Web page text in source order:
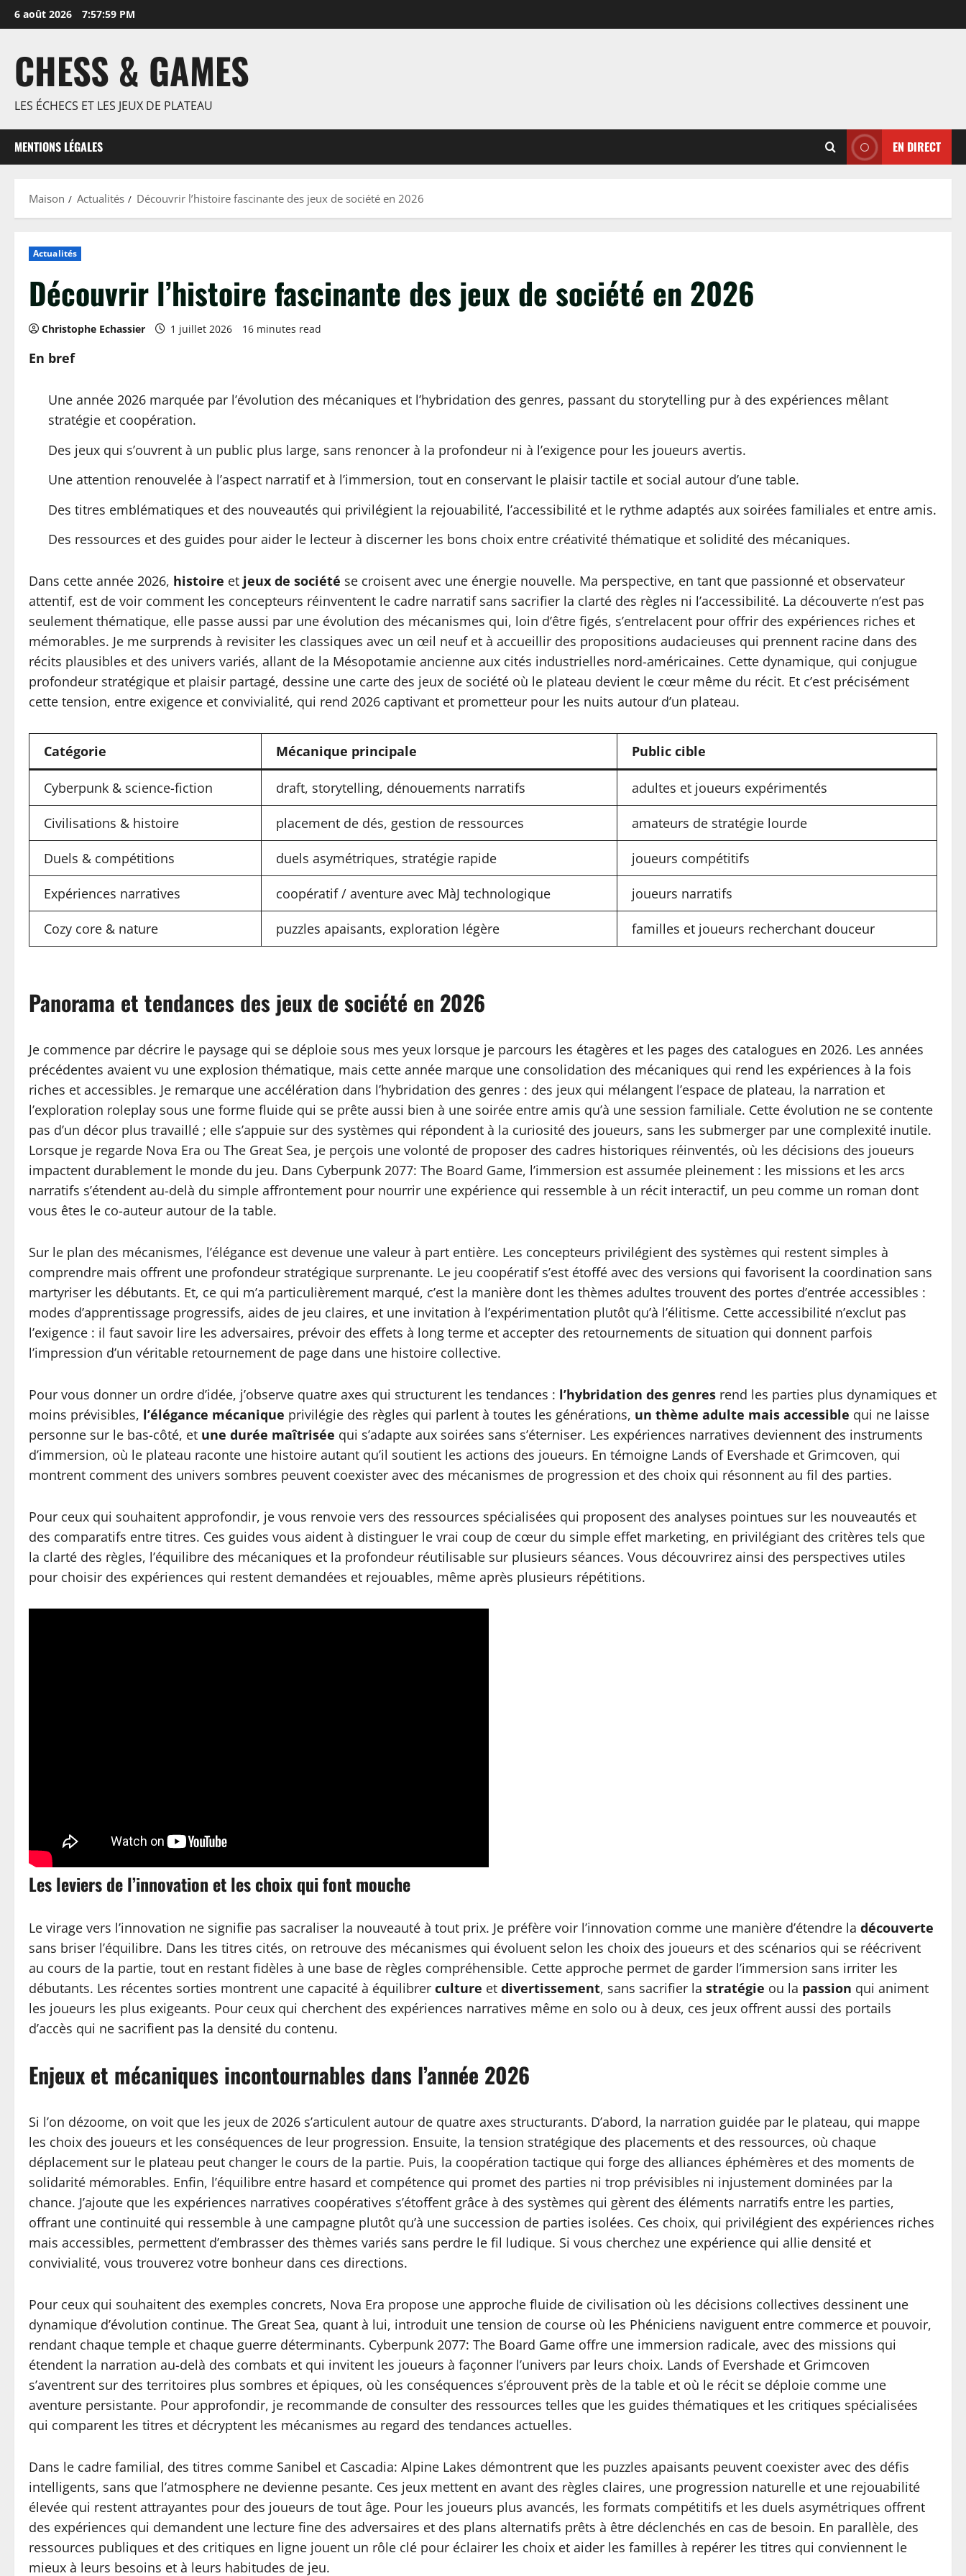
Passer
au
6 août 2026 7:58:00 PM
CHESS & GAMES
LES ÉCHECS ET LES JEUX DE PLATEAU
MENTIONS LÉGALES EN DIRECT
Maison Actualités Découvrir l’histoire fascinante des jeux de société en 2026
Actualités
Découvrir l’histoire fascinante des jeux de société en 2026
Christophe Echassier 1 juillet 2026 16 minutes read
En bref
Une année 2026 marquée par l’évolution des mécaniques et l’hybridation des genres, passant du storytelling pur à des expériences mêlant
stratégie et coopération.
Des jeux qui s’ouvrent à un public plus large, sans renoncer à la profondeur ni à l’exigence pour les joueurs avertis.
Une attention renouvelée à l’aspect narratif et à l’immersion, tout en conservant le plaisir tactile et social autour d’une table.
Des titres emblématiques et des nouveautés qui privilégient la rejouabilité, l’accessibilité et le rythme adaptés aux soirées familiales et entre amis.
Des ressources et des guides pour aider le lecteur à discerner les bons choix entre créativité thématique et solidité des mécaniques.
Dans cette année 2026, histoire et jeux de société se croisent avec une énergie nouvelle. Ma perspective, en tant que passionné et observateur
attentif, est de voir comment les concepteurs réinventent le cadre narratif sans sacrifier la clarté des règles ni l’accessibilité. La découverte n’est pas
seulement thématique, elle passe aussi par une évolution des mécanismes qui, loin d’être figés, s’entrelacent pour offrir des expériences riches et
mémorables. Je me surprends à revisiter les classiques avec un œil neuf et à accueillir des propositions audacieuses qui prennent racine dans des
récits plausibles et des univers variés, allant de la Mésopotamie ancienne aux cités industrielles nord-américaines. Cette dynamique, qui conjugue
profondeur stratégique et plaisir partagé, dessine une carte des jeux de société où le plateau devient le cœur même du récit. Et c’est précisément
cette tension, entre exigence et convivialité, qui rend 2026 captivant et prometteur pour les nuits autour d’un plateau.
Catégorie Mécanique principale Public cible
Cyberpunk & science-fiction draft, storytelling, dénouements narratifs adultes et joueurs expérimentés
Civilisations & histoire placement de dés, gestion de ressources amateurs de stratégie lourde
Duels & compétitions duels asymétriques, stratégie rapide joueurs compétitifs
Expériences narratives coopératif / aventure avec MàJ technologique joueurs narratifs
Cozy core & nature puzzles apaisants, exploration légère familles et joueurs recherchant douceur
Panorama et tendances des jeux de société en 2026
Je commence par décrire le paysage qui se déploie sous mes yeux lorsque je parcours les étagères et les pages des catalogues en 2026. Les années
précédentes avaient vu une explosion thématique, mais cette année marque une consolidation des mécaniques qui rend les expériences à la fois
riches et accessibles. Je remarque une accélération dans l’hybridation des genres : des jeux qui mélangent l’espace de plateau, la narration et
l’exploration roleplay sous une forme fluide qui se prête aussi bien à une soirée entre amis qu’à une session familiale. Cette évolution ne se contente
pas d’un décor plus travaillé ; elle s’appuie sur des systèmes qui répondent à la curiosité des joueurs, sans les submerger par une complexité inutile.
Lorsque je regarde Nova Era ou The Great Sea, je perçois une volonté de proposer des cadres historiques réinventés, où les décisions des joueurs
impactent durablement le monde du jeu. Dans Cyberpunk 2077: The Board Game, l’immersion est assumée pleinement : les missions et les arcs
narratifs s’étendent au-delà du simple affrontement pour nourrir une expérience qui ressemble à un récit interactif, un peu comme un roman dont
vous êtes le co-auteur autour de la table.
Sur le plan des mécanismes, l’élégance est devenue une valeur à part entière. Les concepteurs privilégient des systèmes qui restent simples à
comprendre mais offrent une profondeur stratégique surprenante. Le jeu coopératif s’est étoffé avec des versions qui favorisent la coordination sans
martyriser les débutants. Et, ce qui m’a particulièrement marqué, c’est la manière dont les thèmes adultes trouvent des portes d’entrée accessibles :
modes d’apprentissage progressifs, aides de jeu claires, et une invitation à l’expérimentation plutôt qu’à l’élitisme. Cette accessibilité n’exclut pas
l’exigence : il faut savoir lire les adversaires, prévoir des effets à long terme et accepter des retournements de situation qui donnent parfois
l’impression d’un véritable retournement de page dans une histoire collective.
Pour vous donner un ordre d’idée, j’observe quatre axes qui structurent les tendances : l’hybridation des genres rend les parties plus dynamiques et
moins prévisibles, l’élégance mécanique privilégie des règles qui parlent à toutes les générations, un thème adulte mais accessible qui ne laisse
personne sur le bas-côté, et une durée maîtrisée qui s’adapte aux soirées sans s’éterniser. Les expériences narratives deviennent des instruments
d’immersion, où le plateau raconte une histoire autant qu’il soutient les actions des joueurs. En témoigne Lands of Evershade et Grimcoven, qui
montrent comment des univers sombres peuvent coexister avec des mécanismes de progression et des choix qui résonnent au fil des parties.
Pour ceux qui souhaitent approfondir, je vous renvoie vers des ressources spécialisées qui proposent des analyses pointues sur les nouveautés et
des comparatifs entre titres. Ces guides vous aident à distinguer le vrai coup de cœur du simple effet marketing, en privilégiant des critères tels que
la clarté des règles, l’équilibre des mécaniques et la profondeur réutilisable sur plusieurs séances. Vous découvrirez ainsi des perspectives utiles
pour choisir des expériences qui restent demandées et rejouables, même après plusieurs répétitions.
Les leviers de l’innovation et les choix qui font mouche
Le virage vers l’innovation ne signifie pas sacraliser la nouveauté à tout prix. Je préfère voir l’innovation comme une manière d’étendre la découverte
sans briser l’équilibre. Dans les titres cités, on retrouve des mécanismes qui évoluent selon les choix des joueurs et des scénarios qui se réécrivent
au cours de la partie, tout en restant fidèles à une base de règles compréhensible. Cette approche permet de garder l’immersion sans irriter les
débutants. Les récentes sorties montrent une capacité à équilibrer culture et divertissement, sans sacrifier la stratégie ou la passion qui animent
les joueurs les plus exigeants. Pour ceux qui cherchent des expériences narratives même en solo ou à deux, ces jeux offrent aussi des portails
d’accès qui ne sacrifient pas la densité du contenu.
Enjeux et mécaniques incontournables dans l’année 2026
Si l’on dézoome, on voit que les jeux de 2026 s’articulent autour de quatre axes structurants. D’abord, la narration guidée par le plateau, qui mappe
les choix des joueurs et les conséquences de leur progression. Ensuite, la tension stratégique des placements et des ressources, où chaque
déplacement sur le plateau peut changer le cours de la partie. Puis, la coopération tactique qui forge des alliances éphémères et des moments de
solidarité mémorables. Enfin, l’équilibre entre hasard et compétence qui promet des parties ni trop prévisibles ni injustement dominées par la
chance. J’ajoute que les expériences narratives coopératives s’étoffent grâce à des systèmes qui gèrent des éléments narratifs entre les parties,
offrant une continuité qui ressemble à une campagne plutôt qu’à une succession de parties isolées. Ces choix, qui privilégient des expériences riches
mais accessibles, permettent d’embrasser des thèmes variés sans perdre le fil ludique. Si vous cherchez une expérience qui allie densité et
convivialité, vous trouverez votre bonheur dans ces directions.
Pour ceux qui souhaitent des exemples concrets, Nova Era propose une approche fluide de civilisation où les décisions collectives dessinent une
dynamique d’évolution continue. The Great Sea, quant à lui, introduit une tension de course où les Phéniciens naviguent entre commerce et pouvoir,
rendant chaque temple et chaque guerre déterminants. Cyberpunk 2077: The Board Game offre une immersion radicale, avec des missions qui
étendent la narration au-delà des combats et qui invitent les joueurs à façonner l’univers par leurs choix. Lands of Evershade et Grimcoven
s’aventrent sur des territoires plus sombres et épiques, où les conséquences s’éprouvent près de la table et où le récit se déploie comme une
aventure persistante. Pour approfondir, je recommande de consulter des ressources telles que les guides thématiques et les critiques spécialisées
qui comparent les titres et décryptent les mécanismes au regard des tendances actuelles.
Dans le cadre familial, des titres comme Sanibel et Cascadia: Alpine Lakes démontrent que les puzzles apaisants peuvent coexister avec des défis
intelligents, sans que l’atmosphere ne devienne pesante. Ces jeux mettent en avant des règles claires, une progression naturelle et une rejouabilité
élevée qui restent attrayantes pour des joueurs de tout âge. Pour les joueurs plus avancés, les formats compétitifs et les duels asymétriques offrent
des expériences qui demandent une lecture fine des adversaires et des plans alternatifs prêts à être déclenchés en cas de besoin. En parallèle, des
ressources publiques et des critiques en ligne jouent un rôle clé pour éclairer les choix et aider les familles à repérer les titres qui conviennent le
mieux à leurs besoins et à leurs habitudes de jeu.